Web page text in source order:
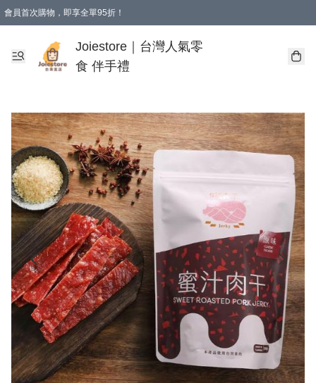
會員首次購物，即享全單95折！
購物滿 HKD 350.00即享免運費優惠！（適用於 本地送貨、本地取貨 )
Joiestore｜台灣人氣零
食 伴手禮